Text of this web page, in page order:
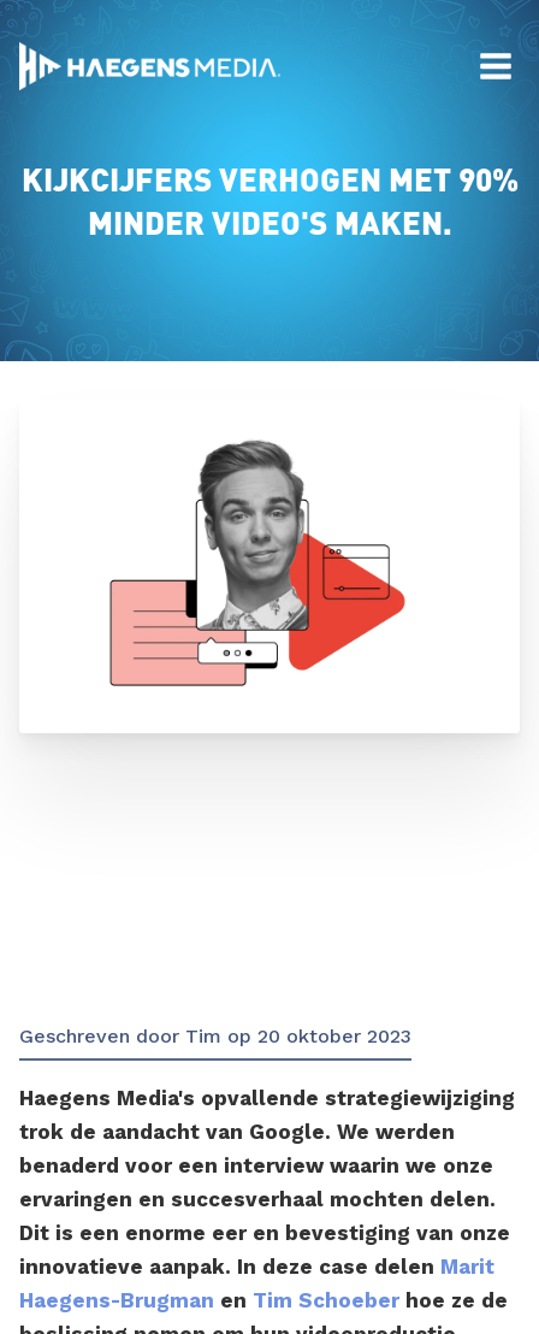
KIJKCIJFERS VERHOGEN MET 90%
MINDER VIDEO'S MAKEN.
Geschreven door Tim op 20 oktober 2023
Haegens Media's opvallende strategiewijziging
trok de aandacht van Google. We werden
benaderd voor een interview waarin we onze
ervaringen en succesverhaal mochten delen.
Dit is een enorme eer en bevestiging van onze
innovatieve aanpak. In deze case delen Marit
Haegens-Brugman en Tim Schoeber hoe ze de